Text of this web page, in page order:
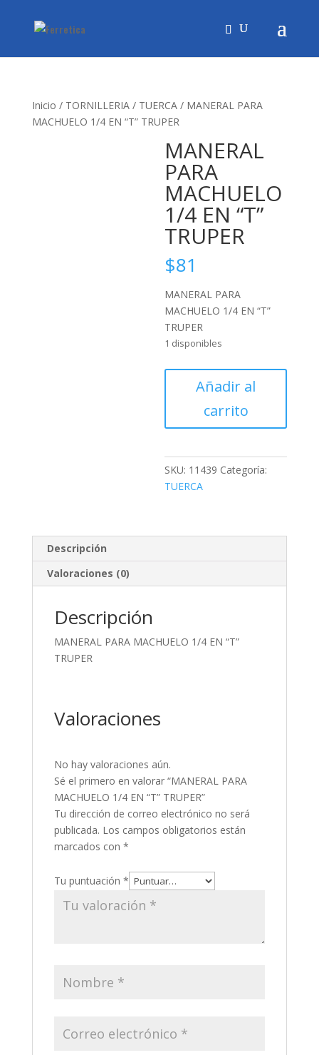
Inicio / TORNILLERIA/ TUERCA/ MANERAL PARA
MACHUELO 1/4 EN “T” TRUPER
MANERAL
PARA
MACHUELO
1/4 EN “T”
TRUPER
$81
MANERAL PARA
MACHUELO 1/4 EN “T”
TRUPER
1 disponibles
MACHUELO
1/4
"T"
TRUPER
cantidad
Añadir al
carrito
SKU: 11439 Categoría:
TUERCA
Descripción
Valoraciones (0)
Descripción
MANERAL PARA MACHUELO 1/4 EN “T”
TRUPER
Valoraciones
No hay valoraciones aún.
Sé el primero en valorar “MANERAL PARA
MACHUELO 1/4 EN “T” TRUPER”
Tu dirección de correo electrónico no será
publicada. Los campos obligatorios están
marcados con *
Tu puntuación *